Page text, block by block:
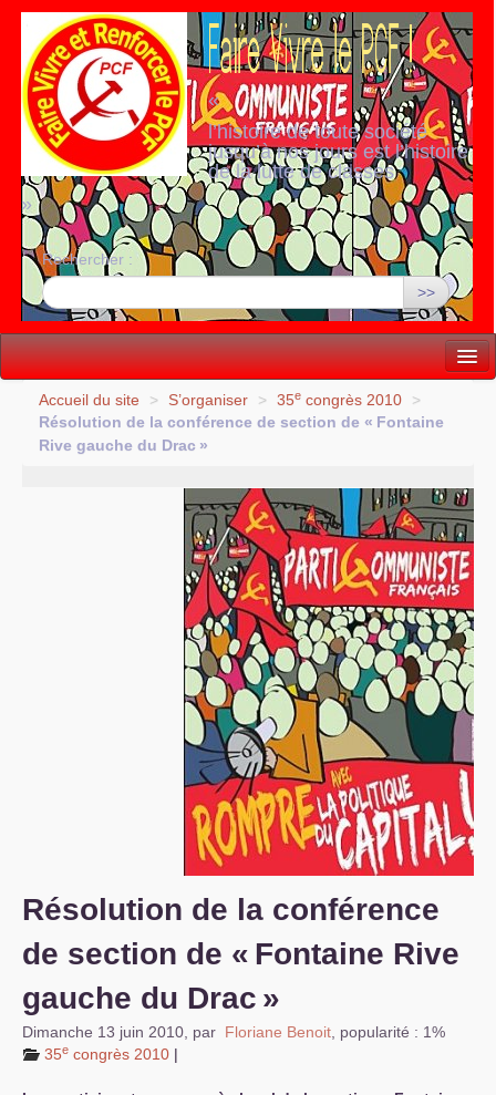
«
l’histoire de toute société
jusqu’à nos jours est l’histoire
de la lutte de classes
»
Rechercher :
>>
Vie politique
Lutter, Unir...
Accueil du site > S’organiser > 35e congrès 2010
>
Résolution de la conférence de section de « Fontaine
Rive gauche du Drac »
Résolution de la conférence
de section de « Fontaine Rive
gauche du Drac »
Dimanche 13 juin 2010 par Floriane Benoit popularité : 1%
35e congrès 2010 |